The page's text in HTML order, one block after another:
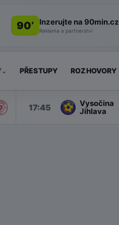
90’ Inzerujte na 90min.cz
Reklama a partnerství
⌄ PŘESTUPY ROZHOVORY
17:45
Vysočina
Jihlava